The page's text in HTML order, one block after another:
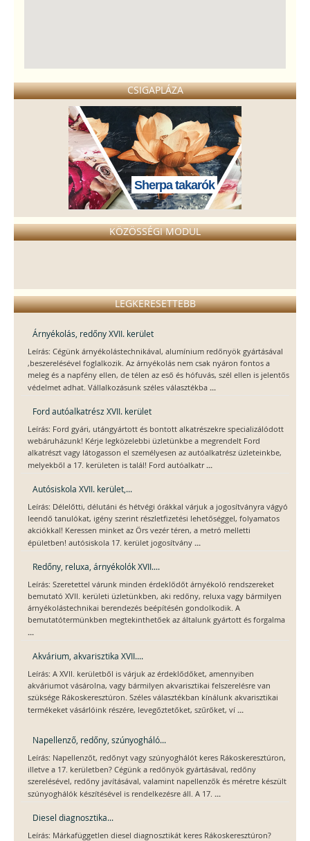
CSIGAPLÁZA
Sherpa takarók
KÖZÖSSÉGI MODUL
LEGKERESETTEBB
Árnyékolás, redőny XVII. kerület
Leírás: Cégünk árnyékolástechnikával, alumínium redőnyök gyártásával
,beszerelésével foglalkozik. Az árnyékolás nem csak nyáron fontos a
meleg és a napfény ellen, de télen az eső és hófuvás, szél ellen is jelentős
védelmet adhat. Vállalkozásunk széles választékba ...
Ford autóalkatrész XVII. kerület
Leírás: Ford gyári, utángyártott és bontott alkatrészekre specializálódott
webáruházunk! Kérje legközelebbi üzletünkbe a megrendelt Ford
alkatrészt vagy látogasson el személyesen az autóalkatrész üzleteinkbe,
melyekből a 17. kerületen is talál! Ford autóalkatr ...
Autósiskola XVII. kerület,...
Leírás: Délelőtti, délutáni és hétvégi órákkal várjuk a jogosítványra vágyó
leendő tanulókat, igény szerint részletfizetési lehetőséggel, folyamatos
akciókkal! Keressen minket az Örs vezér téren, a metró melletti
épületben! autósiskola 17. kerület jogosítvány ...
Redőny, reluxa, árnyékolók XVII....
Leírás: Szeretettel várunk minden érdeklődőt árnyékoló rendszereket
bemutató XVII. kerületi üzletünkben, aki redőny, reluxa vagy bármilyen
árnyékolástechnikai berendezés beépítésén gondolkodik. A
bemutatótermünkben megtekinthetőek az általunk gyártott és forgalma
...
Akvárium, akvarisztika XVII....
Leírás: A XVII. kerületből is várjuk az érdeklődőket, amennyiben
akváriumot vásárolna, vagy bármilyen akvarisztikai felszerelésre van
szüksége Rákoskeresztúron. Széles választékban kínálunk akvarisztikai
termékeket vásárlóink részére, levegőztetőket, szűrőket, ví ...
Napellenző, redőny, szúnyogháló...
Leírás: Napellenzőt, redőnyt vagy szúnyoghálót keres Rákoskeresztúron,
illetve a 17. kerületben? Cégünk a redőnyök gyártásával, redőny
szerelésével, redőny javításával, valamint napellenzők és méretre készült
szúnyoghálók készítésével is rendelkezésre áll. A 17. ...
Diesel diagnosztika...
Leírás: Márkafüggetlen diesel diagnosztikát keres Rákoskeresztúron?